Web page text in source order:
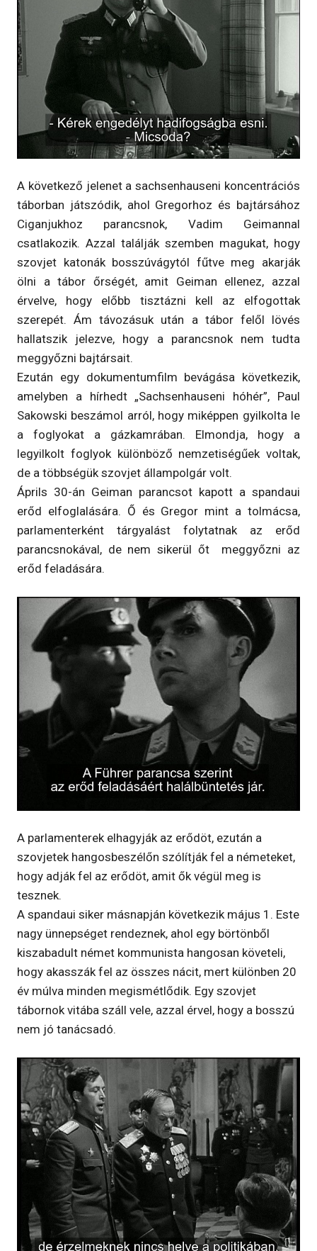
A következő jelenet a sachsenhauseni koncentrációs
táborban játszódik, ahol Gregorhoz és bajtársához
Ciganjukhoz parancsnok, Vadim Geimannal
csatlakozik. Azzal találják szemben magukat, hogy
szovjet katonák bosszúvágytól fűtve meg akarják
ölni a tábor őrségét, amit Geiman ellenez, azzal
érvelve, hogy előbb tisztázni kell az elfogottak
szerepét. Ám távozásuk után a tábor felől lövés
hallatszik jelezve, hogy a parancsnok nem tudta
meggyőzni bajtársait.
Ezután egy dokumentumfilm bevágása következik,
amelyben a hírhedt „Sachsenhauseni hóhér”, Paul
Sakowski beszámol arról, hogy miképpen gyilkolta le
a foglyokat a gázkamrában. Elmondja, hogy a
legyilkolt foglyok különböző nemzetiségűek voltak,
de a többségük szovjet állampolgár volt.
Áprils 30-án Geiman parancsot kapott a spandaui
erőd elfoglalására. Ő és Gregor mint a tolmácsa,
parlamenterként tárgyalást folytatnak az erőd
parancsnokával, de nem sikerül őt meggyőzni az
erőd feladására.
A parlamenterek elhagyják az erődöt, ezután a
szovjetek hangosbeszélőn szólítják fel a németeket,
hogy adják fel az erődöt, amit ők végül meg is
tesznek.
A spandaui siker másnapján következik május 1. Este
nagy ünnepséget rendeznek, ahol egy börtönből
kiszabadult német kommunista hangosan követeli,
hogy akasszák fel az összes nácit, mert különben 20
év múlva minden megismétlődik. Egy szovjet
tábornok vitába száll vele, azzal érvel, hogy a bosszú
nem jó tanácsadó.